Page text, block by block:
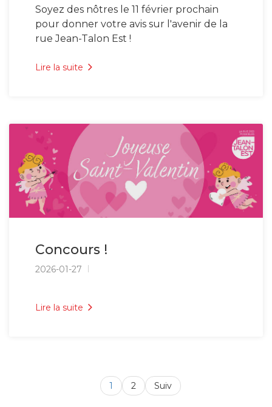
Soyez des nôtres le 11 février prochain
pour donner votre avis sur l'avenir de la
rue Jean-Talon Est !
Lire la suite
Concours !
2026-01-27
Lire la suite
1 2 Suiv